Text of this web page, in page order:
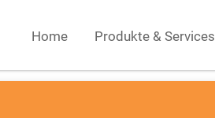
Home Produkte & Services